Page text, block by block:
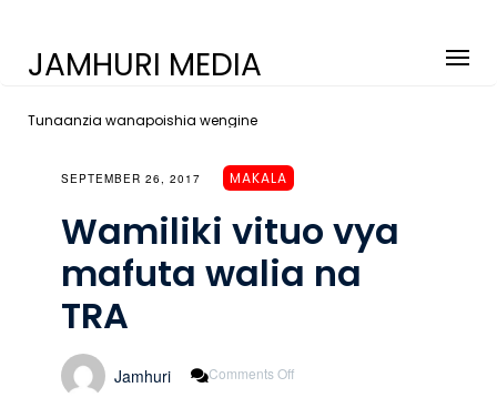
JAMHURI MEDIA
Tunaanzia wanapoishia wengine
SEPTEMBER 26, 2017 MAKALA
Wamiliki vituo vya
mafuta walia na
TRA
Jamhuri Comments Off